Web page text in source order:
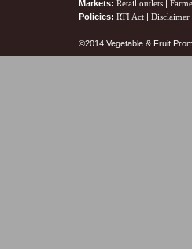
Markets: Retail outlets |
Policies: RTI Act | Disclaimer
©2014 Vegetable & Fruit